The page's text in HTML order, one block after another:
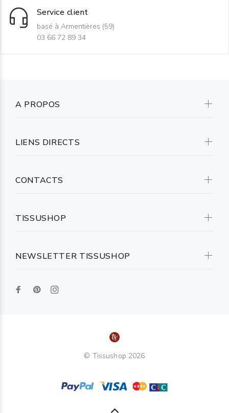
Service client
basé à Armentières (59)
03 66 72 89 34
NEWSLETTER TISSUSHOP
A PROPOS
LIENS DIRECTS
CONTACTS
TISSUSHOP
© Tissushop 2026